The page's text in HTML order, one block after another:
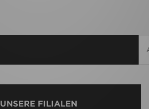
UNSERE FILIALEN